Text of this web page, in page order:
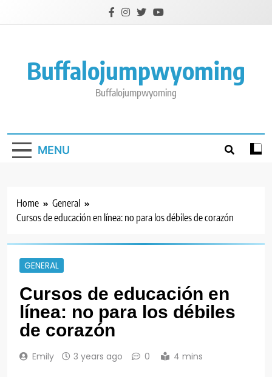
Buffalojumpwyoming
Buffalojumpwyoming
MENU
Home
General
Cursos de educación en línea: no para los débiles de corazón
GENERAL
Cursos de educación en
línea: no para los débiles
de corazón
Emily 3 years ago 0 4 mins